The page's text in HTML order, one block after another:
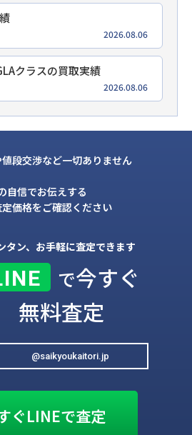
2026.08.06
クラスの買取実績
2026.08.06
段交渉など一切ありません
自信でお伝えする
価格をご確認ください
タン、お手軽に査定できます
で今すぐ
無料査定
@saikyoukaitori.jp
ぐLINEで査定